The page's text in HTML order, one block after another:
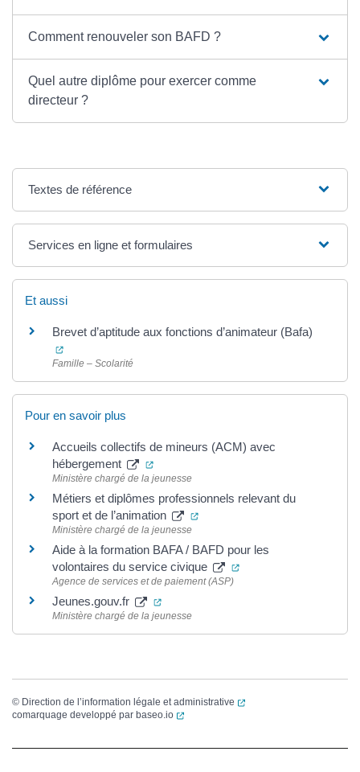
Comment renouveler son BAFD ?
Quel autre diplôme pour exercer comme
directeur ?
Textes de référence
Services en ligne et formulaires
Et aussi
Brevet d’aptitude aux fonctions d’animateur (Bafa)
(ouverture dans un nouvel onglet)
Famille – Scolarité
Pour en savoir plus
Accueils collectifs de mineurs (ACM) avec
hébergement
(ouverture dans un nouvel onglet)
Ministère chargé de la jeunesse
Métiers et diplômes professionnels relevant du
sport et de l’animation
(ouverture dans un nouvel
Ministère chargé de la jeunesse
Aide à la formation BAFA / BAFD pour les
volontaires du service civique
(ouverture dans un
Agence de services et de paiement (ASP)
Jeunes.gouv.fr (ouverture dans un nouvel onglet)
Ministère chargé de la jeunesse
© Direction de l’information légale et administrative
(ouverture dans un
comarquage developpé par baseo.io (ouverture dans un nouvel onglet)